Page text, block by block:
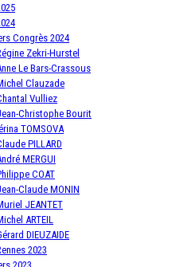
Congrès 2024
Zekri-Hurstel
Le Bars-Crassous
Clauzade
Vulliez
Christophe Bourit
TOMSOVA
PILLARD
MERGUI
COAT
Claude MONIN
JEANTET
ARTEIL
DIEUZAIDE
2023